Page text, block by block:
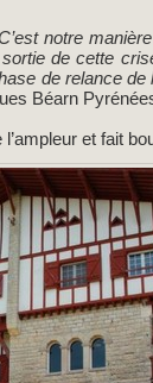
notre
de cette
de relance de
Béarn
et fait